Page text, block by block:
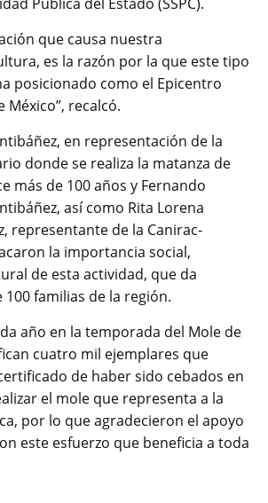
que causa nuestra
es la razón por la que este tipo
posicionado como el Epicentro
recalcó.
en representación de la
donde se realiza la matanza de
más de 100 años y Fernando
así como Rita Lorena
representante de la Canirac-
la importancia social,
de esta actividad, que da
100 familias de la región.
año en la temporada del Mole de
cuatro mil ejemplares que
de haber sido cebados en
el mole que representa a la
por lo que agradecieron el apoyo
este esfuerzo que beneficia a toda